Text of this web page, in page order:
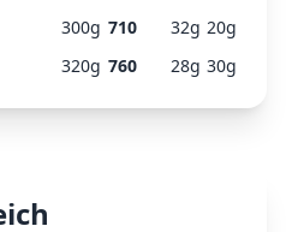
300g 710 32g 20g
320g 760 28g 30g